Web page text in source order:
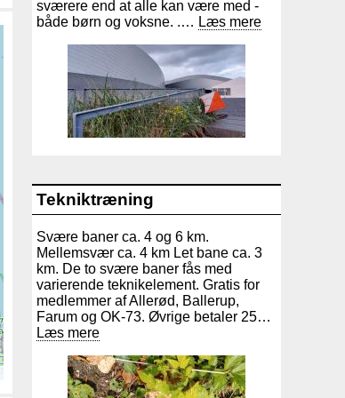
sværere end at alle kan være med -
både børn og voksne. .… Læs mere
Tekniktræning
Svære baner ca. 4 og 6 km.
Mellemsvær ca. 4 km Let bane ca. 3
km. De to svære baner fås med
varierende teknikelement. Gratis for
medlemmer af Allerød, Ballerup,
Farum og OK-73. Øvrige betaler 25…
Læs mere